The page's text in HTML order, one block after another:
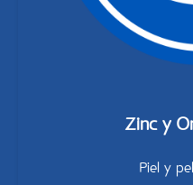
Zinc y
Piel y